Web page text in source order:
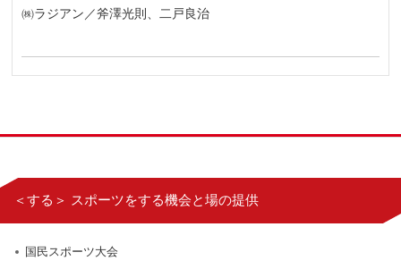
㈱ラジアン／斧澤光則、二戸良治
＜する＞ スポーツをする機会と場の提供
国民スポーツ大会